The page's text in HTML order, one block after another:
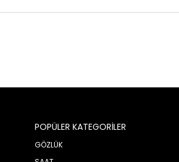
POPÜLER KATEGORİLER
GÖZLÜK